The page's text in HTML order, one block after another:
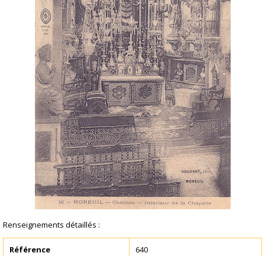
Renseignements détaillés :
Référence 640